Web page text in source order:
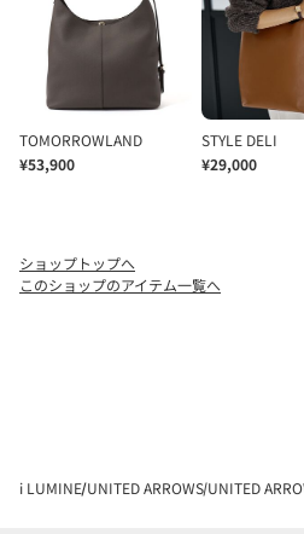
ショップトップへ
このショップのアイテム一覧へ
i LUMINE UNITED ARROWS UNITED